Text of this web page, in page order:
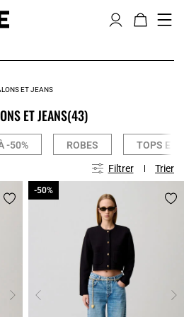
ET JEANS
ET JEANS(43)
-50% ROBES TOPS ET
Filtrer Trier
-50%
-50%